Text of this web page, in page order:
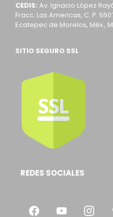
CEDIS: Av. Ignacio López
Fracc. Las Americas, C. P.
Ecatepec de Morelos, Méx.,
SITIO SEGURO SSL
REDES SOCIALES